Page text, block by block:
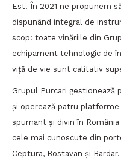
Est. În 2021 ne propunem
dispunând integral de
scop: toate vinăriile din
echipament tehnologic de
viţă de vie sunt calitativ
Grupul Purcari gestionează
și operează patru
spumant și divin în
cele mai cunoscute din
Ceptura, Bostavan și Bardar.